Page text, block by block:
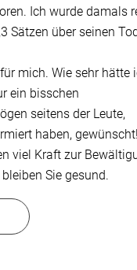
Ich wurde damals
Sätzen über seinen
mich. Wie sehr hätte
ein bisschen
seitens der Leute,
haben, gewünscht!
viel Kraft zur
Sie gesund.